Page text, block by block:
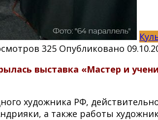
325 Опубликовано
выставка «Мастер и
художника РФ,
а также работы